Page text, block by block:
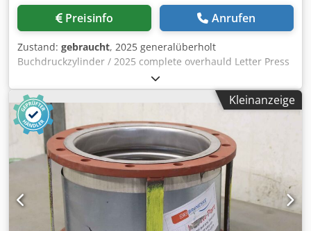
Preisinfo Anrufen
Zustand: gebraucht, 2025 generalüberholt
Buchdruckzylinder / 2025 complete overhauld Letter Press
Cylinder DIE Cutter Heidelberg SBB Buchdruckzylinder /
Letter Press Cylinder DIE Cutter Heidelberg SBB >>2025
generalüberholt / 2025 complete overhauld Dcsdpfxjyuw S
Es Ag Sok
Kleinanzeige